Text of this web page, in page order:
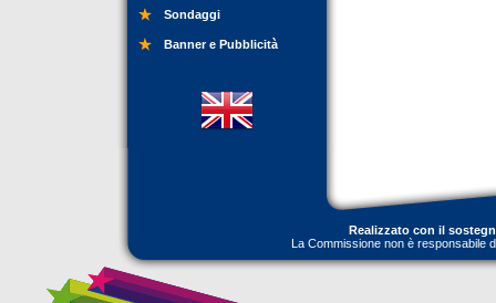
Sondaggi
Banner e Pubblicità
Realizzato con il
La Commissione non è responsabile